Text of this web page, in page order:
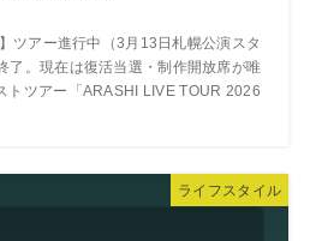
ツアー進行中（3月13日札幌公演スタ
了。現在は復活当選・制作開放席が唯
トツアー「ARASHI LIVE TOUR 2026
ライフスタイル